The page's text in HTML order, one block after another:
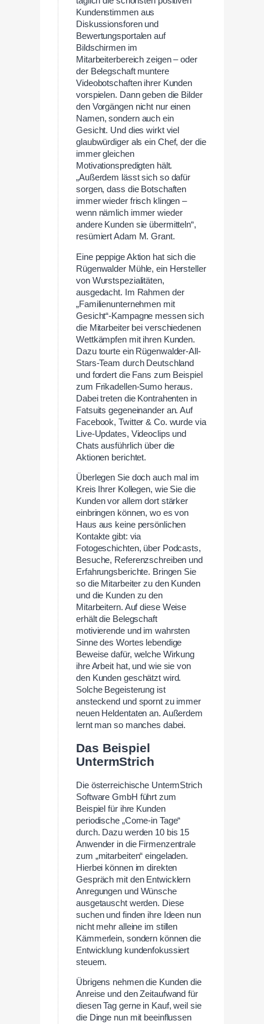
Kundenstimmen aus
Diskussionsforen und
Bewertungsportalen auf
Bildschirmen im
Mitarbeiterbereich zeigen – oder
der Belegschaft muntere
Videobotschaften ihrer Kunden
vorspielen. Dann geben die Bilder
den Vorgängen nicht nur einen
Namen, sondern auch ein
Gesicht. Und dies wirkt viel
glaubwürdiger als ein Chef, der die
immer gleichen
Motivationspredigten hält.
„Außerdem lässt sich so dafür
sorgen, dass die Botschaften
immer wieder frisch klingen –
wenn nämlich immer wieder
andere Kunden sie übermitteln“,
resümiert Adam M. Grant.
Eine peppige Aktion hat sich die
Rügenwalder Mühle, ein Hersteller
von Wurstspezialitäten,
ausgedacht. Im Rahmen der
„Familienunternehmen mit
Gesicht“-Kampagne messen sich
die Mitarbeiter bei verschiedenen
Wettkämpfen mit ihren Kunden.
Dazu tourte ein Rügenwalder-All-
Stars-Team durch Deutschland
und fordert die Fans zum Beispiel
zum Frikadellen-Sumo heraus.
Dabei treten die Kontrahenten in
Fatsuits gegeneinander an. Auf
Facebook, Twitter & Co. wurde via
Live-Updates, Videoclips und
Chats ausführlich über die
Aktionen berichtet.
Überlegen Sie doch auch mal im
Kreis Ihrer Kollegen, wie Sie die
Kunden vor allem dort stärker
einbringen können, wo es von
Haus aus keine persönlichen
Kontakte gibt: via
Fotogeschichten, über Podcasts,
Besuche, Referenzschreiben und
Erfahrungsberichte. Bringen Sie
so die Mitarbeiter zu den Kunden
und die Kunden zu den
Mitarbeitern. Auf diese Weise
erhält die Belegschaft
motivierende und im wahrsten
Sinne des Wortes lebendige
Beweise dafür, welche Wirkung
ihre Arbeit hat, und wie sie von
den Kunden geschätzt wird.
Solche Begeisterung ist
ansteckend und spornt zu immer
neuen Heldentaten an. Außerdem
lernt man so manches dabei.
Das Beispiel
UntermStrich
Die österreichische UntermStrich
Software GmbH führt zum
Beispiel für ihre Kunden
periodische „Come-in Tage“
durch. Dazu werden 10 bis 15
Anwender in die Firmenzentrale
zum „mitarbeiten“ eingeladen.
Hierbei können im direkten
Gespräch mit den Entwicklern
Anregungen und Wünsche
ausgetauscht werden. Diese
suchen und finden ihre Ideen nun
nicht mehr alleine im stillen
Kämmerlein, sondern können die
Entwicklung kundenfokussiert
steuern.
Übrigens nehmen die Kunden die
Anreise und den Zeitaufwand für
diesen Tag gerne in Kauf, weil sie
die Dinge nun mit beeinflussen